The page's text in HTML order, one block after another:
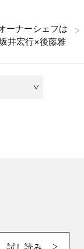
ーナーシェフは
井宏行×後藤雅